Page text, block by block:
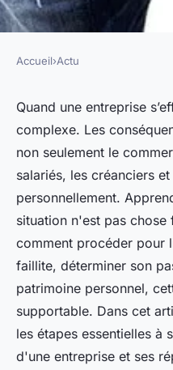
Comment
d'une
répercussions
pascale•23 mars 2023•3
Accueil›Actu
Quand une entreprise
complexe. Les
non seulement le
salariés, les créanciers
personnellement.
situation n'est pas
comment procéder pour
faillite, déterminer son
patrimoine personnel,
supportable. Dans cet
les étapes essentielles à
d'une entreprise et ses